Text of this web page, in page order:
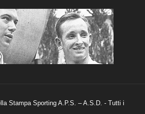
Stampa Sporting A.P.S. – A.S.D. - Tutti i